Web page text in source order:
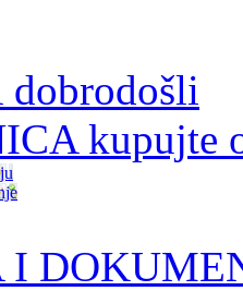
dobrodošli
kupujte
I